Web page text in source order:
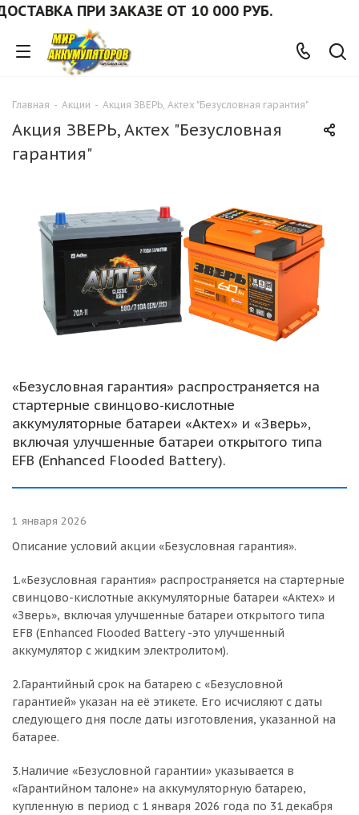
ПРИ ЗАКАЗЕ ОТ 10 000 РУБ.
Главная - Акции - Акция ЗВЕРЬ, Актех "Безусловная гарантия"
Акция ЗВЕРЬ, Актех "Безусловная
гарантия"
«Безусловная гарантия» распространяется на
стартерные свинцово-кислотные
аккумуляторные батареи «Актех» и «Зверь»,
включая улучшенные батареи открытого типа
EFB (Enhanced Flooded Battery).
1 января 2026
Описание условий акции «Безусловная гарантия».
1.«Безусловная гарантия» распространяется на стартерные
свинцово-кислотные аккумуляторные батареи «Актех» и
«Зверь», включая улучшенные батареи открытого типа
EFB (Enhanced Flooded Battery -это улучшенный
аккумулятор с жидким электролитом).
2.Гарантийный срок на батарею с «Безусловной
гарантией» указан на её этикете. Его исчисляют с даты
следующего дня после даты изготовления, указанной на
батарее.
3.Наличие «Безусловной гарантии» указывается в
«Гарантийном талоне» на аккумуляторную батарею,
купленную в период с 1 января 2026 года по 31 декабря